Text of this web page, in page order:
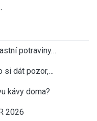
potraviny…
si dát pozor,…
kávy doma?
2026